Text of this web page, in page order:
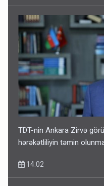
TDT-nin Ankara Zirvə
hərəkətliliyin təmin
14:02